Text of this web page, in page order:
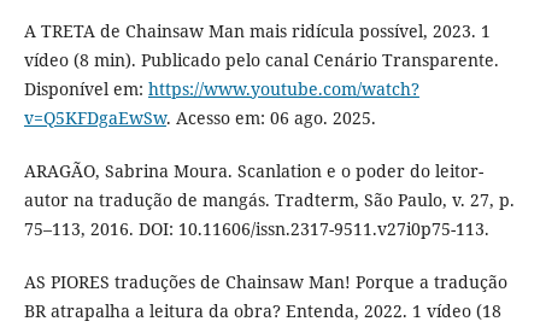
A TRETA de Chainsaw Man mais ridícula possível, 2023. 1
vídeo (8 min). Publicado pelo canal Cenário Transparente.
Disponível em: https://www.youtube.com/watch?
v=Q5KFDgaEwSw. Acesso em: 06 ago. 2025.
ARAGÃO, Sabrina Moura. Scanlation e o poder do leitor-
autor na tradução de mangás. Tradterm, São Paulo, v. 27, p.
75–113, 2016. DOI: 10.11606/issn.2317-9511.v27i0p75-113.
AS PIORES traduções de Chainsaw Man! Porque a tradução
BR atrapalha a leitura da obra? Entenda, 2022. 1 vídeo (18